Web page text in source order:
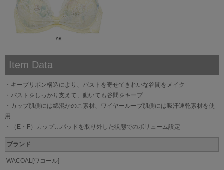
Item Data
・キープリボン構造により、バストを寄せてきれいな谷間をメイク
・バストをしっかり支えて、動いても谷間をキープ
・カップ肌側には綿混かのこ素材、ワイヤーループ肌側には吸汗速乾素材を使
用
・（E・F）カップ…パッドを取り外した状態でのボリューム設定
ブランド
WACOAL[ワコール]